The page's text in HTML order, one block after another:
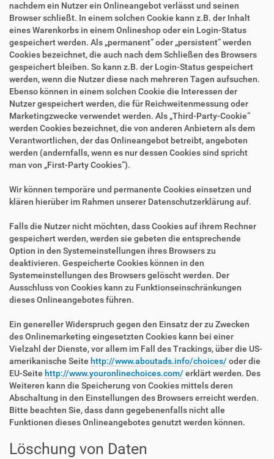
nachdem ein Nutzer ein Onlineangebot verlässt und seinen
Browser schließt. In einem solchen Cookie kann z.B. der Inhalt
eines Warenkorbs in einem Onlineshop oder ein Login-Status
gespeichert werden. Als „permanent“ oder „persistent“ werden
Cookies bezeichnet, die auch nach dem Schließen des Browsers
gespeichert bleiben. So kann z.B. der Login-Status gespeichert
werden, wenn die Nutzer diese nach mehreren Tagen aufsuchen.
Ebenso können in einem solchen Cookie die Interessen der
Nutzer gespeichert werden, die für Reichweitenmessung oder
Marketingzwecke verwendet werden. Als „Third-Party-Cookie“
werden Cookies bezeichnet, die von anderen Anbietern als dem
Verantwortlichen, der das Onlineangebot betreibt, angeboten
werden (andernfalls, wenn es nur dessen Cookies sind spricht
man von „First-Party Cookies“).
Wir können temporäre und permanente Cookies einsetzen und
klären hierüber im Rahmen unserer Datenschutzerklärung auf.
Falls die Nutzer nicht möchten, dass Cookies auf ihrem Rechner
gespeichert werden, werden sie gebeten die entsprechende
Option in den Systemeinstellungen ihres Browsers zu
deaktivieren. Gespeicherte Cookies können in den
Systemeinstellungen des Browsers gelöscht werden. Der
Ausschluss von Cookies kann zu Funktionseinschränkungen
dieses Onlineangebotes führen.
Ein genereller Widerspruch gegen den Einsatz der zu Zwecken
des Onlinemarketing eingesetzten Cookies kann bei einer
Vielzahl der Dienste, vor allem im Fall des Trackings, über die US-
amerikanische Seite http://www.aboutads.info/choices/ oder die
EU-Seite http://www.youronlinechoices.com/ erklärt werden. Des
Weiteren kann die Speicherung von Cookies mittels deren
Abschaltung in den Einstellungen des Browsers erreicht werden.
Bitte beachten Sie, dass dann gegebenenfalls nicht alle
Funktionen dieses Onlineangebotes genutzt werden können.
Löschung von Daten